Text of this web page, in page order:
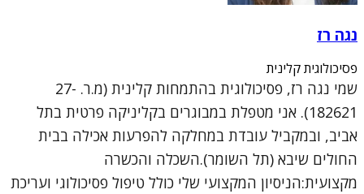
נגה רז
פסיכולוגית קלינית
שמי נגה רז, פסיכולוגית בהתמחות קלינית (מ.ר. 27-
182621). אני מטפלת במבוגרים בקליניקה פרטית בתל
אביב, ובמקביל עובדת במחלקה להפרעות אכילה בבית
החולים שיבא (תל השומר).השכלה והכשרה
מקצועית:הניסיון המקצועי שלי כולל טיפול פסיכולוגי ועריכת